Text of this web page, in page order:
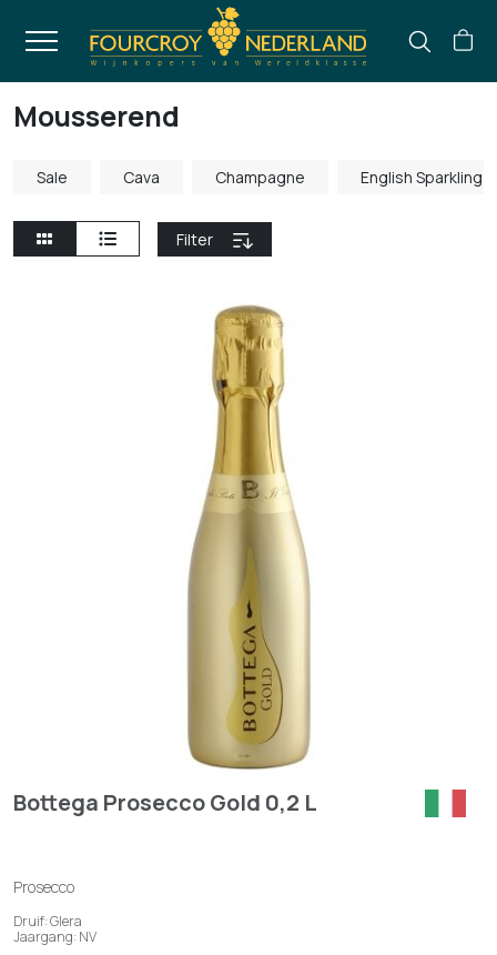
Mousserend
Sale Cava Champagne English Sparkling
Filter
Bottega Prosecco Gold 0,2 L
Prosecco
Druif: Glera
Jaargang: NV